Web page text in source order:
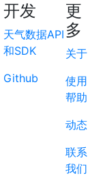
开发
天气数据API
和SDK
Github
更
多
关于
使用
帮助
动态
联系
我们